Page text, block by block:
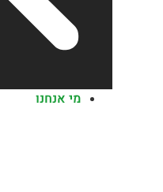
מי אנחנו